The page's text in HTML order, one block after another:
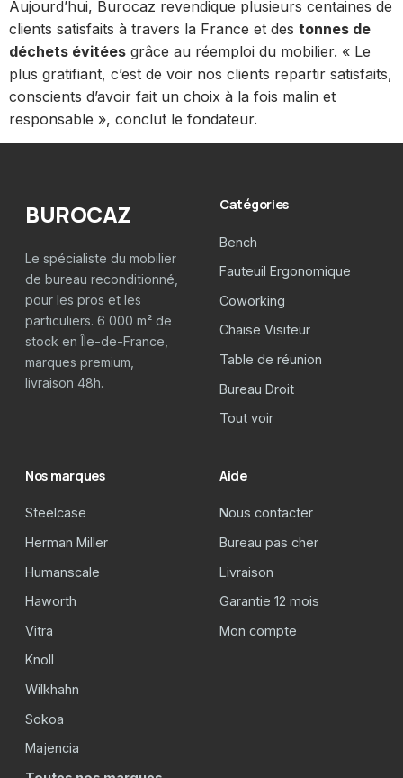
Aujourd’hui, Burocaz revendique plusieurs centaines de
clients satisfaits à travers la France et des tonnes de
déchets évitées grâce au réemploi du mobilier. « Le
plus gratifiant, c’est de voir nos clients repartir satisfaits,
conscients d’avoir fait un choix à la fois malin et
responsable », conclut le fondateur.
BUROCAZ
Le spécialiste du mobilier
de bureau reconditionné,
pour les pros et les
particuliers. 6 000 m² de
stock en Île-de-France,
marques premium,
livraison 48h.
Catégories
Bench
Fauteuil Ergonomique
Coworking
Chaise Visiteur
Table de réunion
Bureau Droit
Tout voir
Nos marques
Steelcase
Herman Miller
Humanscale
Haworth
Vitra
Knoll
Wilkhahn
Sokoa
Majencia
Aide
Nous contacter
Bureau pas cher
Livraison
Garantie 12 mois
Mon compte